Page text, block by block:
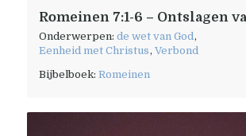
Romeinen 7:1-6 – Ontslagen
Onderwerpen:de wet van God,
Eenheid met Christus,Verbond
Bijbelboek:Romeinen